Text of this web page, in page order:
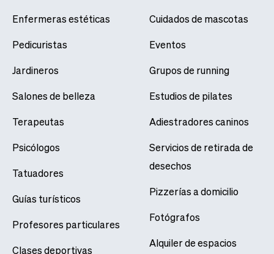
Enfermeras estéticas
Pedicuristas
Jardineros
Salones de belleza
Terapeutas
Psicólogos
Tatuadores
Guías turísticos
Profesores particulares
Clases deportivas
Cuidados de mascotas
Eventos
Grupos de running
Estudios de pilates
Adiestradores caninos
Servicios de retirada de
desechos
Pizzerías a domicilio
Fotógrafos
Alquiler de espacios